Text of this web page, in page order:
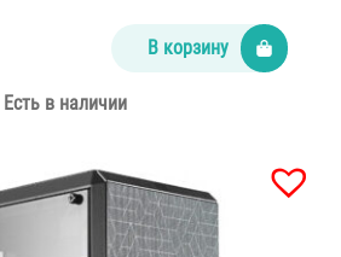
В корзину
Есть в наличии